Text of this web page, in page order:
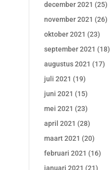
december 2021 (25)
november 2021 (26)
oktober 2021 (23)
september 2021 (18)
augustus 2021 (17)
juli 2021 (19)
juni 2021 (15)
mei 2021 (23)
april 2021 (28)
maart 2021 (20)
februari 2021 (16)
januari 2021 (21)